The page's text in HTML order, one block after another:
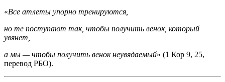
«Все атлеты упорно тренируются,
но те поступают так, чтобы получить венок, который
увянет,
а мы — чтобы получить венокнеувядаемый» (1 Кор 9, 25,
перевод РБО).